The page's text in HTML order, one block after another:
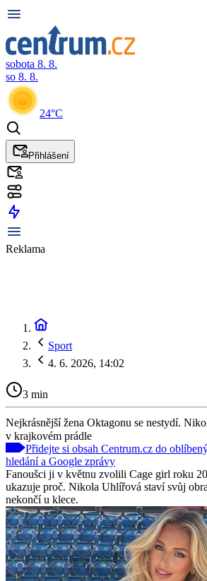
sobota 8. 8.
so 8. 8.
24°C
Přihlášení
Reklama
Sport
4. 6. 2026, 14:02
3 min
Nejkrásnější žena Oktagonu se nestydí.
v krajkovém prádle
Přidejte si obsah Centrum.cz do
hledání a Google zprávy
Fanoušci ji v květnu zvolili Cage girl roku
ukazuje proč. Nikola Uhlířová staví svůj
nekončí u klece.